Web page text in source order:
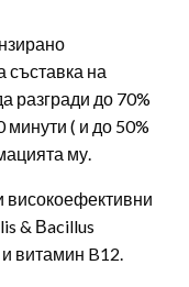
съставка на
разгради до 70%
минути ( и до 50%
му.
високоефективни
& Вacillus
и витамин B12.